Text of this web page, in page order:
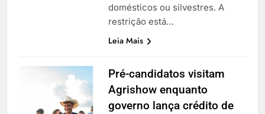
domésticos ou silvestres. A
restrição está…
Leia Mais
Pré-candidatos visitam
Agrishow enquanto
governo lança crédito de